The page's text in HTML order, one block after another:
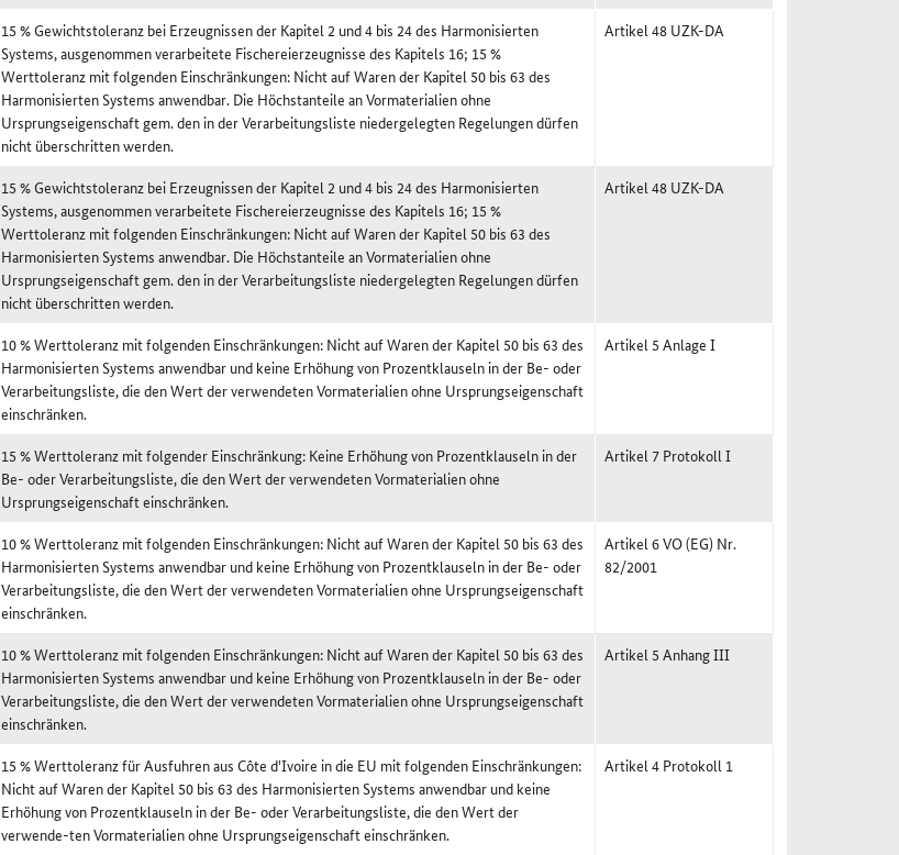
15 % Gewichtstoleranz bei Erzeugnissen der Kapitel 2 und 4 bis 24 des Harmonisierten
Systems, ausgenommen verarbeitete Fischereierzeugnisse des Kapitels 16; 15 %
Werttoleranz mit folgenden Einschränkungen: Nicht auf Waren der Kapitel 50 bis 63 des
Harmonisierten Systems anwendbar. Die Höchstanteile an Vormaterialien ohne
Ursprungseigenschaft gem. den in der Verarbeitungsliste niedergelegten Regelungen dürfen
nicht überschritten werden.
Artikel 48 UZK-DA
15 % Gewichtstoleranz bei Erzeugnissen der Kapitel 2 und 4 bis 24 des Harmonisierten
Systems, ausgenommen verarbeitete Fischereierzeugnisse des Kapitels 16; 15 %
Werttoleranz mit folgenden Einschränkungen: Nicht auf Waren der Kapitel 50 bis 63 des
Harmonisierten Systems anwendbar. Die Höchstanteile an Vormaterialien ohne
Ursprungseigenschaft gem. den in der Verarbeitungsliste niedergelegten Regelungen dürfen
nicht überschritten werden.
Artikel 48 UZK-DA
10 % Werttoleranz mit folgenden Einschränkungen: Nicht auf Waren der Kapitel 50 bis 63 des
Harmonisierten Systems anwendbar und keine Erhöhung von Prozentklauseln in der Be- oder
Verarbeitungsliste, die den Wert der verwendeten Vormaterialien ohne Ursprungseigenschaft
einschränken.
Artikel 5 Anlage I
15 % Werttoleranz mit folgender Einschränkung: Keine Erhöhung von Prozentklauseln in der
Be- oder Verarbeitungsliste, die den Wert der verwendeten Vormaterialien ohne
Ursprungseigenschaft einschränken.
Artikel 7 Protokoll I
10 % Werttoleranz mit folgenden Einschränkungen: Nicht auf Waren der Kapitel 50 bis 63 des
Harmonisierten Systems anwendbar und keine Erhöhung von Prozentklauseln in der Be- oder
Verarbeitungsliste, die den Wert der verwendeten Vormaterialien ohne Ursprungseigenschaft
einschränken.
Artikel 6 VO (EG) Nr.
82/2001
10 % Werttoleranz mit folgenden Einschränkungen: Nicht auf Waren der Kapitel 50 bis 63 des
Harmonisierten Systems anwendbar und keine Erhöhung von Prozentklauseln in der Be- oder
Verarbeitungsliste, die den Wert der verwendeten Vormaterialien ohne Ursprungseigenschaft
einschränken.
Artikel 5 Anhang III
15 % Werttoleranz für Ausfuhren aus Côte d'Ivoire in die EU mit folgenden Einschränkungen:
Nicht auf Waren der Kapitel 50 bis 63 des Harmonisierten Systems anwendbar und keine
Erhöhung von Prozentklauseln in der Be- oder Verarbeitungsliste, die den Wert der
verwende-ten Vormaterialien ohne Ursprungseigenschaft einschränken.
Artikel 4 Protokoll 1